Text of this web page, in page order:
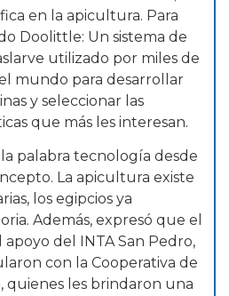
en la apicultura. Para
Doolittle: Un sistema de
utilizado por miles de
mundo para desarrollar
y seleccionar las
que más les interesan.
palabra tecnología desde
La apicultura existe
los egipcios ya
Además, expresó que el
del INTA San Pedro,
con la Cooperativa de
quienes les brindaron una